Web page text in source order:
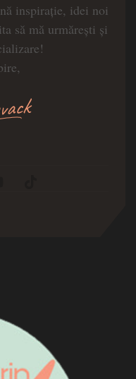
inspirație, idei noi
să mă urmărești și